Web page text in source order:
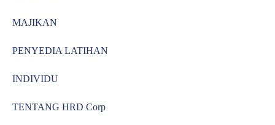
MAJIKAN
PENYEDIA LATIHAN
INDIVIDU
TENTANG HRD Corp